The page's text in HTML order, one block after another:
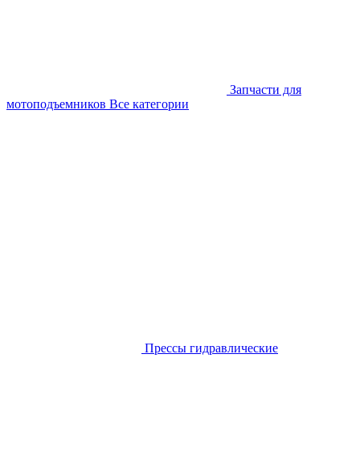
Запчасти для
мотоподъемников Все категории
Прессы гидравлические